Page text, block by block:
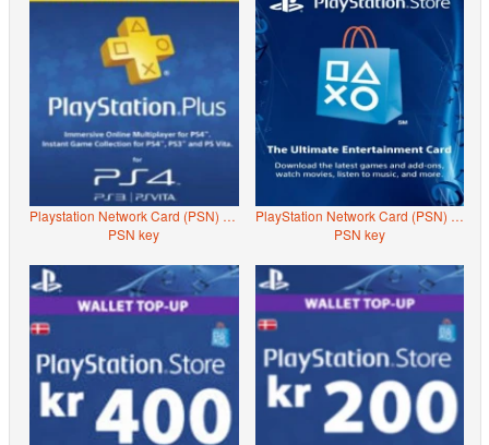
Playstation Network Card (PSN) 90 days (Denmark)
PSN key
PlayStation Network Card (PSN) 20 $ (USA)
PSN key